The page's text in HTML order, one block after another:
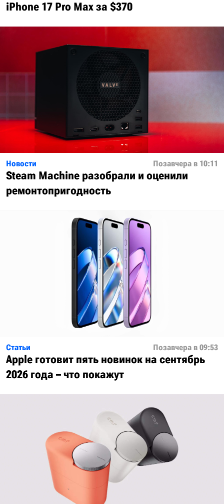
iPhone 17 Pro Max за $370
Новости Позавчера в 10:11
Steam Machine разобрали и оценили
ремонтопригодность
Статьи Позавчера в 09:53
Apple готовит пять новинок на сентябрь
2026 года – что покажут